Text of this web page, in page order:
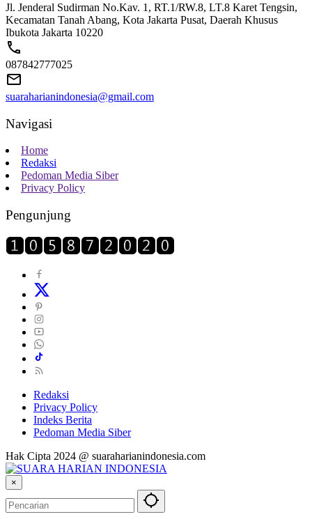
Jl. Jenderal Sudirman No.Kav. 1, RT.1/RW.8, LT.8 Karet Tengsin,
Kecamatan Tanah Abang, Kota Jakarta Pusat, Daerah Khusus
Ibukota Jakarta 10220
087842777025
suaraharianindonesia@gmail.com
Navigasi
Home
Redaksi
Pedoman Media Siber
Privacy Policy
Pengunjung
Redaksi
Privacy Policy
Indeks Berita
Pedoman Media Siber
Hak Cipta 2024 @ suaraharianindonesia.com
×